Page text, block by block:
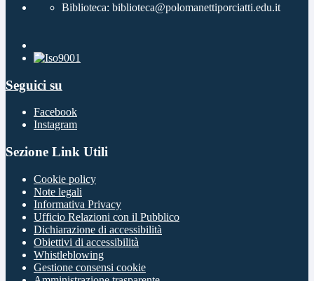
Biblioteca: biblioteca@polomanettiporciatti.edu.it
Seguici su
Facebook
Instagram
Sezione Link Utili
Cookie policy
Note legali
Informativa Privacy
Ufficio Relazioni con il Pubblico
Dichiarazione di accessibilità
Obiettivi di accessibilità
Whistleblowing
Gestione consensi cookie